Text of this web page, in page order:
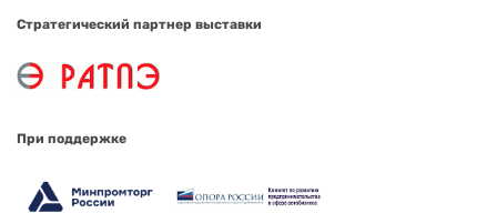
Стратегический партнер выставки
При поддержке